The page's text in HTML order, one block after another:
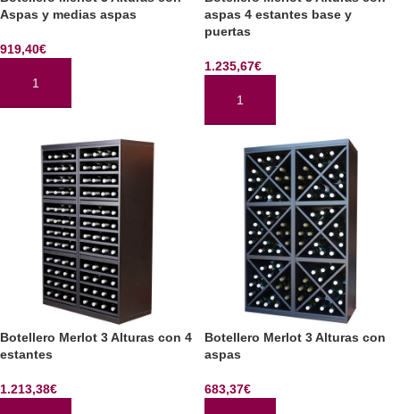
Aspas y medias aspas
919,40€
AÑADIR AL CARRITO
aspas 4 estantes base y
puertas
1.235,67€
AÑADIR AL CARRITO
Botellero Merlot 3 Alturas con 4
estantes
1.213,38€
Botellero Merlot 3 Alturas con
aspas
683,37€